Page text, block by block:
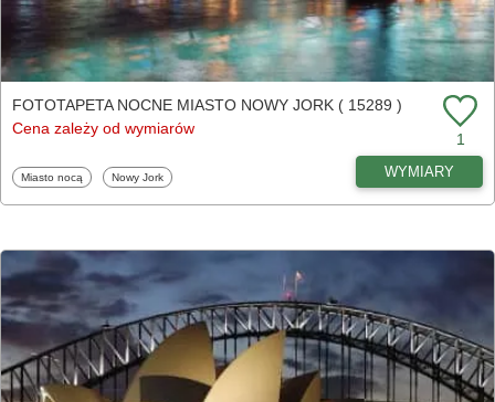
FOTOTAPETA NOCNE MIASTO NOWY JORK ( 15289 )
Cena zależy od wymiarów
1
Fototapety
Miasto nocą Fototapety
Nowy Jork WYMIARY